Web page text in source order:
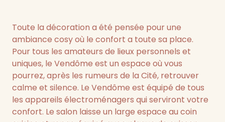
Toute la décoration a été pensée pour une
ambiance cosy où le confort a toute sa place.
Pour tous les amateurs de lieux personnels et
uniques, le Vendôme est un espace où vous
pourrez, après les rumeurs de la Cité, retrouver
calme et silence. Le Vendôme est équipé de tous
les appareils électroménagers qui serviront votre
confort. Le salon laisse un large espace au coin